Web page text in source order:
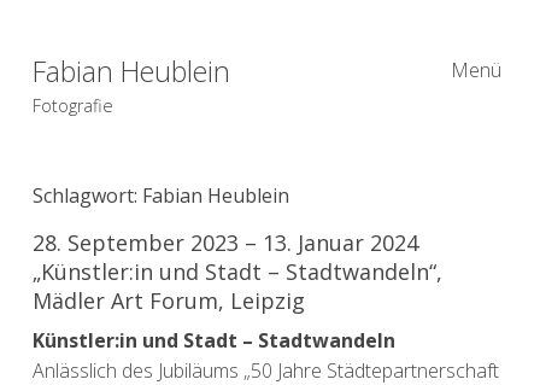
Fabian Heublein
Fotografie
Menü
Schlagwort: Fabian Heublein
28. September 2023 – 13. Januar 2024
„Künstler:in und Stadt – Stadtwandeln​“,
Mädler Art Forum, Leipzig
Künstler:in und Stadt – Stadtwandeln
Anlässlich des Jubiläums „50 Jahre Städtepartnerschaft